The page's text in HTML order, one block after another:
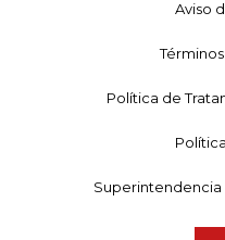
Aviso
Política de
Superintendencia